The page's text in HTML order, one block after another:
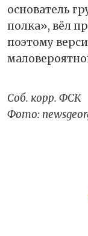
основатель
полка», вёл
поэтому
Соб. корр. ФСК
Фото: